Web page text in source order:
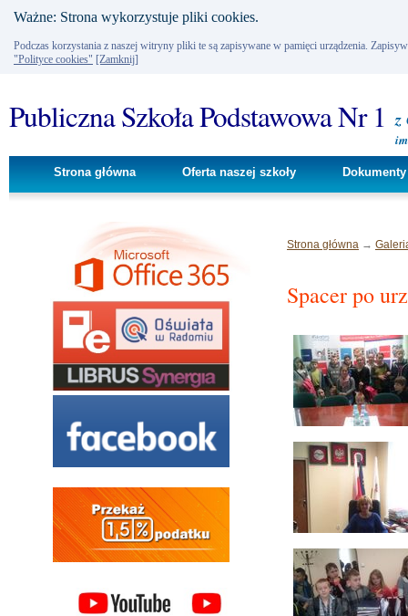
Ważne: Strona wykorzystuje pliki cookies.
Podczas korzystania z naszej witryny pliki te są zapisywane w pamięci urządzenia.
"Polityce cookies" [Zamknij]
Publiczna Szkoła Podstawowa Nr 1 z
Strona główna Oferta naszej szkoły
Strona główna →
Spacer po